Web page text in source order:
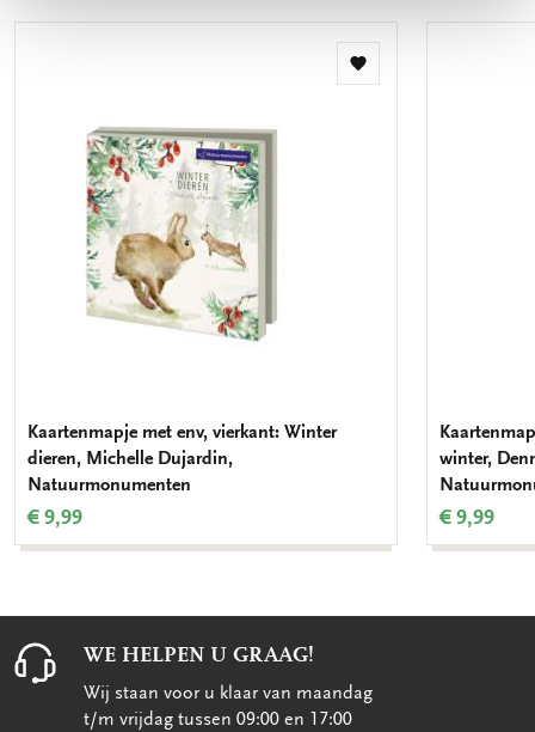
Toevoegen
Kaartenmapje met env, vierkant: Winter
dieren, Michelle Dujardin,
Natuurmonumenten
€ 9,99
winter,
€ 9,99
WE HELPEN U GRAAG!
Wij staan voor u klaar van maandag
t/m vrijdag tussen 09:00 en 17:00